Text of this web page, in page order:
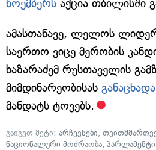
ნოემბერს აქცია თბილისში
ამასთანავე, ლელოს
საერთო ვიცე მერობის
ხაზარაძემ რუსთაველის
მიმდინარეობისას განაცხადა
მანდატს ტოვებს.
გაიგეთ მეტი: არჩევნები,
ნაციონალური მოძრაობა, პარლამენტი